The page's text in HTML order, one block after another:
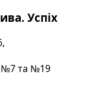
Успіх
№7 та №19